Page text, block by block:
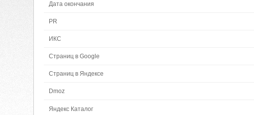
Дата окончания
PR
ИКС
Страниц в Google
Страниц в Яндексе
Dmoz
Яндекс Каталог